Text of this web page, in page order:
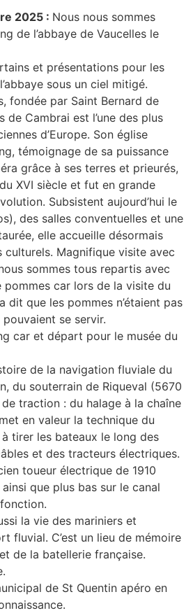
2025 : Nous nous sommes
de l’abbaye de Vaucelles le
et présentations pour les
sous un ciel mitigé.
fondée par Saint Bernard de
de Cambrai est l’une des plus
d’Europe. Son église
témoignage de sa puissance
grâce à ses terres et prieurés,
XVI siècle et fut en grande
Subsistent aujourd’hui le
des salles conventuelles et une
elle accueille désormais
culturels. Magnifique visite avec
sommes tous repartis avec
pommes car lors de la visite du
dit que les pommes n’étaient pas
se servir.
car et départ pour le musée du
de la navigation fluviale du
du souterrain de Riqueval (5670
traction : du halage à la chaîne
en valeur la technique du
tirer les bateaux le long des
et des tracteurs électriques.
toueur électrique de 1910
que plus bas sur le canal
la vie des mariniers et
fluvial. C’est un lieu de mémoire
de la batellerie française.
de St Quentin apéro en